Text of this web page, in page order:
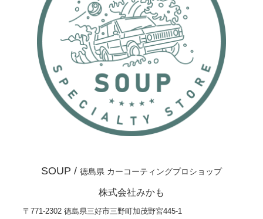
SOUP / 徳島県 カーコーティングプロショップ
株式会社みかも
〒771-2302 徳島県三好市三野町加茂野宮445-1